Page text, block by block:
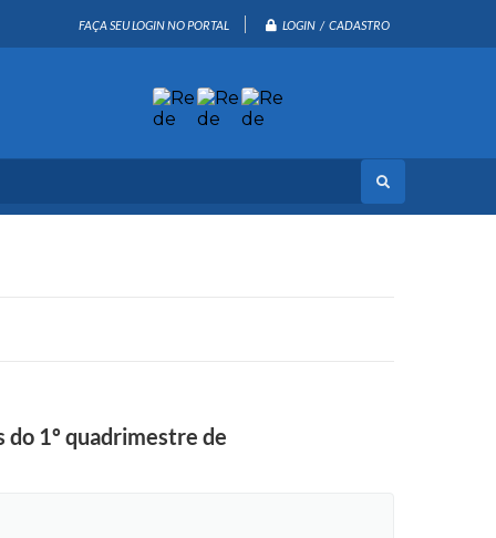
FAÇA SEU LOGIN NO PORTAL LOGIN / CADASTRO
do 1º quadrimestre de